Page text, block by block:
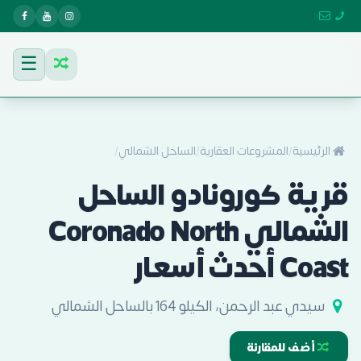
☰
الرئيسية/المشروعات العقارية/الساحل الشمالي/
قرية كورونادو الساحل
الشمالي Coronado North
Coast أحدث أسعار
سيدي عبد الرحمن، الكيلو 164 بالساحل الشمالي
أضف للمقارنة